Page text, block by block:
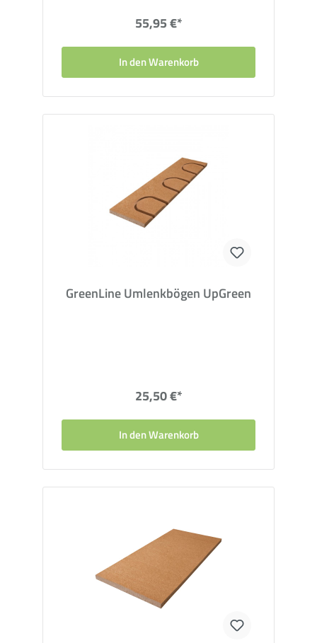
55,95 €*
In den Warenkorb
GreenLine Umlenkbögen UpGreen
25,50 €*
In den Warenkorb